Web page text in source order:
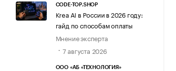
CODE-TOP.SHOP
Krea AI в России в 2026 году:
гайд по способам оплаты
Мнение эксперта
7 августа 2026
ООО «АБ «ТЕХНОЛОГИЯ»